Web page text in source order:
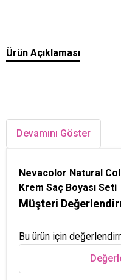
Ürün Açıklaması
Devamını Göster
Nevacolor Natural
Krem Saç Boyası Seti
Müşteri
Bu ürün için